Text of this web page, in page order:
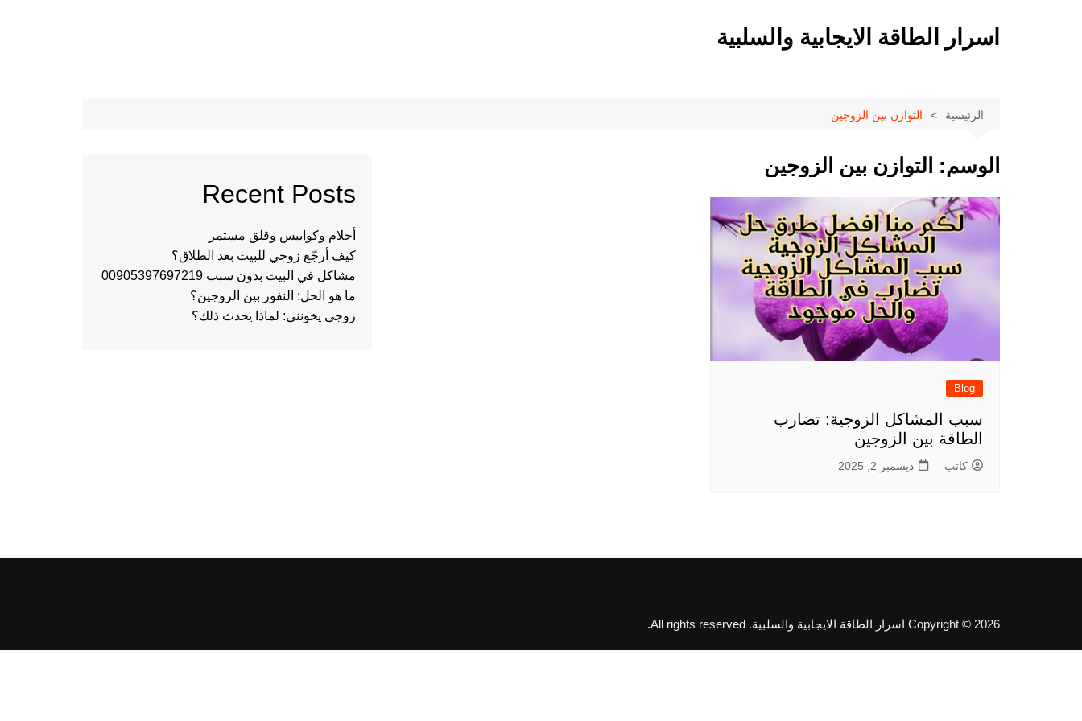
اسرار الطاقة الايجابية والسلبية
الرئيسية التوازن بين الزوجين
الوسم: التوازن بين الزوجين
Blog
سبب المشاكل الزوجية: تضارب
الطاقة بين الزوجين
كاتب ديسمبر 2, 2025
Recent Posts
أحلام وكوابيس وقلق مستمر
كيف أرجّع زوجي للبيت بعد الطلاق؟
مشاكل في البيت بدون سبب 00905397697219
ما هو الحل: النفور بين الزوجين؟
زوجي يخونني: لماذا يحدث ذلك؟
Copyright © 2026 اسرار الطاقة الايجابية والسلبية. All rights reserved.